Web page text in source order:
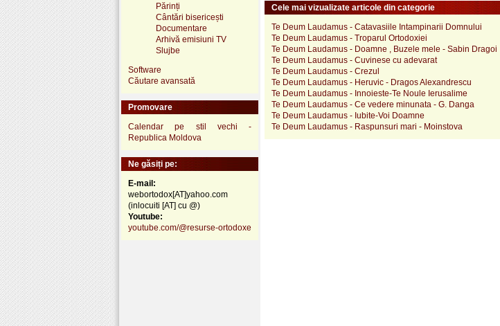
Cele mai vizualizate articole din categorie
Te Deum Laudamus - Catavasiile Intampinarii Domnului
Te Deum Laudamus - Troparul Ortodoxiei
Te Deum Laudamus - Doamne , Buzele mele - Sabin Dragoi
Te Deum Laudamus - Cuvinese cu adevarat
Te Deum Laudamus - Crezul
Te Deum Laudamus - Heruvic - Dragos Alexandrescu
Te Deum Laudamus - Innoieste-Te Noule Ierusalime
Te Deum Laudamus - Ce vedere minunata - G. Danga
Te Deum Laudamus - Iubite-Voi Doamne
Te Deum Laudamus - Raspunsuri mari - Moinstova
Părinți
Cântări bisericești
Documentare
Arhivă emisiuni TV
Slujbe
Software
Căutare avansată
Promovare
Calendar pe stil vechi -
Republica Moldova
Ne găsiți pe:
E-mail:
webortodox[AT]yahoo.com
(inlocuiti [AT] cu @)
Youtube:
youtube.com/@resurse-ortodoxe